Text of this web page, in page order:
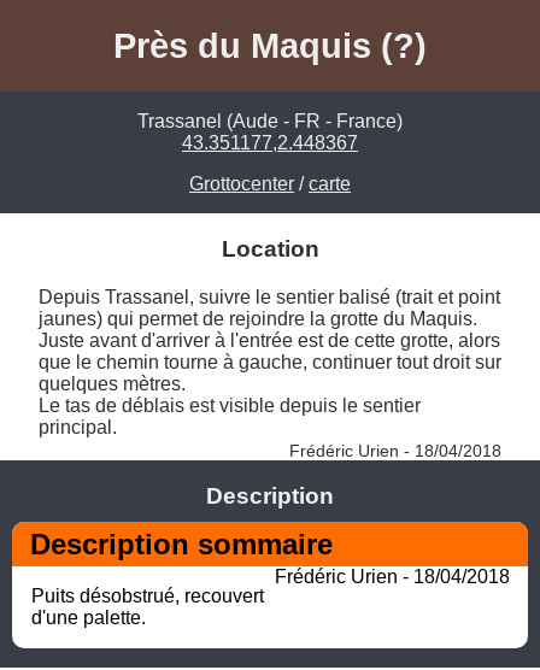
Près du Maquis (?)
Trassanel (Aude - FR - France)
43.351177,2.448367
Grottocenter /carte
Location
Depuis Trassanel, suivre le sentier balisé (trait et point
jaunes) qui permet de rejoindre la grotte du Maquis.
Juste avant d'arriver à l'entrée est de cette grotte, alors
que le chemin tourne à gauche, continuer tout droit sur
quelques mètres.
Le tas de déblais est visible depuis le sentier
principal.
Frédéric Urien - 18/04/2018
Description
Description sommaire
Frédéric Urien - 18/04/2018
Puits désobstrué, recouvert
d'une palette.